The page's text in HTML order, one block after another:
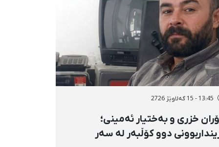
13:45 - 15 گەلاوێژ 2726
خزری و بەختیار ئەمینی؛
دوو کۆڵبەر لە سەر